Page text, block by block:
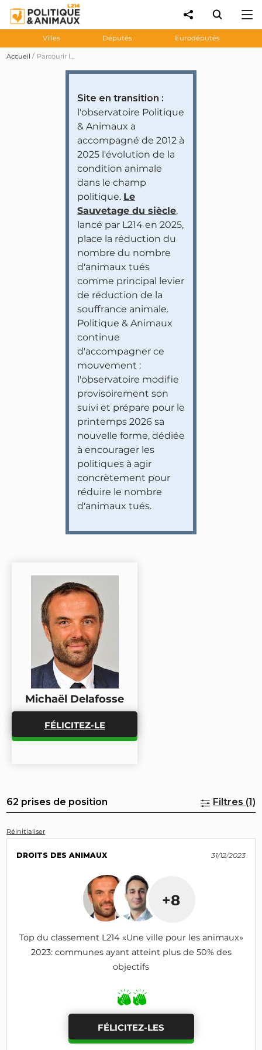
Villes Députés Eurodéputés
Accueil Parcourir les prises de position des personnalités et partis politiques
Site en transition :
l'observatoire Politique
& Animaux a
accompagné de 2012 à
2025 l'évolution de la
condition animale
dans le champ
politique. Le
Sauvetage du siècle,
lancé par L214 en 2025,
place la réduction du
nombre du nombre
d'animaux tués
comme principal levier
de réduction de la
souffrance animale.
Politique & Animaux
continue
d'accompagner ce
mouvement :
l'observatoire modifie
provisoirement son
suivi et prépare pour le
printemps 2026 sa
nouvelle forme, dédiée
à encourager les
politiques à agir
concrètement pour
réduire le nombre
d'animaux tués.
Michaël Delafosse
FÉLICITEZ-LE
62 prises de position
Réinitialiser
Filtres (1)
DROITS DES ANIMAUX 31/12/2023
+8
Top du classement L214 «Une ville pour les animaux»
2023: communes ayant atteint plus de 50% des
objectifs
FÉLICITEZ-LES